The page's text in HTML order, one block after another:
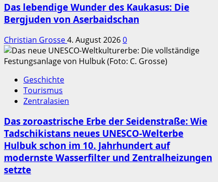
Das lebendige Wunder des Kaukasus: Die
Bergjuden von Aserbaidschan
Christian Grosse4. August 20260
Geschichte
Tourismus
Zentralasien
Das zoroastrische Erbe der Seidenstraße: Wie
Tadschikistans neues UNESCO-Welterbe
Hulbuk schon im 10. Jahrhundert auf
modernste Wasserfilter und Zentralheizungen
setzte